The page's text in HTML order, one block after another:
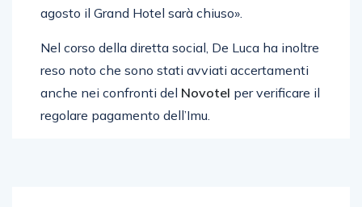
agosto il Grand Hotel sarà chiuso».
Nel corso della diretta social, De Luca ha inoltre
reso noto che sono stati avviati accertamenti
anche nei confronti del Novotel per verificare il
regolare pagamento dell’Imu.